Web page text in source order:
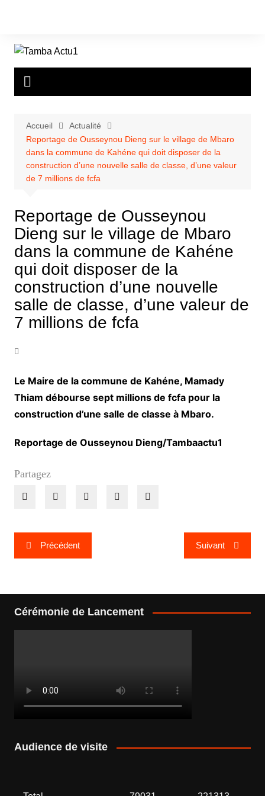
Accueil
Actualité
Reportage de Ousseynou Dieng sur le village de Mbaro
dans la commune de Kahéne qui doit disposer de la
construction d’une nouvelle salle de classe, d’une valeur
de 7 millions de fcfa
Reportage de Ousseynou
Dieng sur le village de Mbaro
dans la commune de Kahéne
qui doit disposer de la
construction d’une nouvelle
salle de classe, d’une valeur de
7 millions de fcfa
Le Maire de la commune de Kahéne, Mamady
Thiam débourse sept millions de fcfa pour la
construction d’une salle de classe à Mbaro.
Reportage de Ousseynou Dieng/Tambaactu1
Partagez
Navigation
de
Précédent Suivant
Cérémonie de Lancement
Audience de visite